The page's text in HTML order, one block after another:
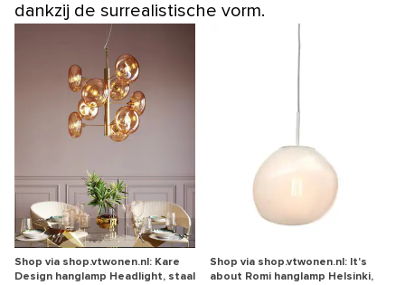
dankzij de surrealistische vorm.
Shop via shop.vtwonen.nl: Kare
Design hanglamp Headlight, staal
Shop via shop.vtwonen.nl: It's
about Romi hanglamp Helsinki,